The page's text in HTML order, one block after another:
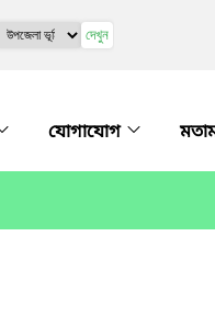
দেখুন
যোগাযোগ